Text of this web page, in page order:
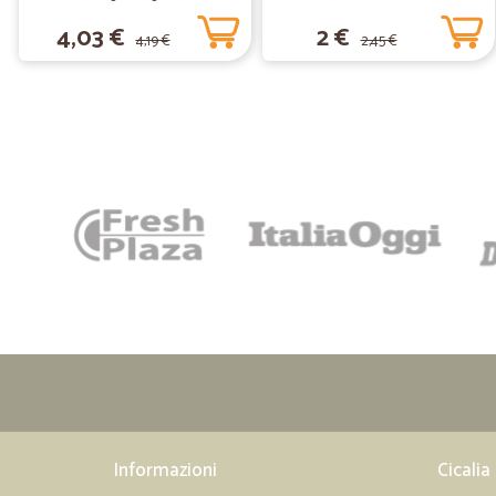
4,03 € 4,19 € 2 € 2,45 €
Informazioni Cicalia